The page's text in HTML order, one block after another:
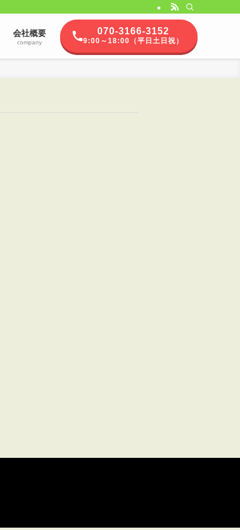
会社概要
company
070-3166-3152
9:00～18:00（平日土日祝）